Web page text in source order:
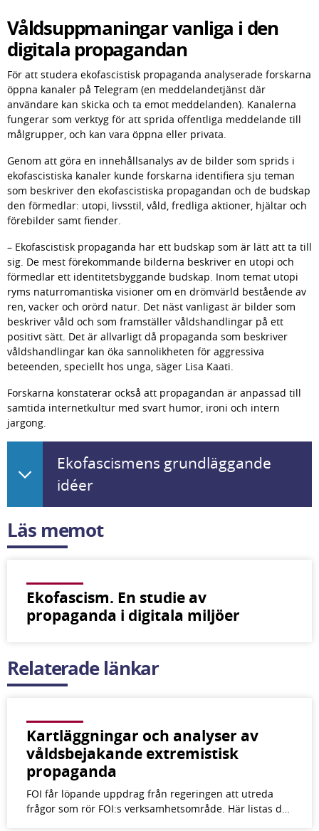
Våldsuppmaningar vanliga i den
digitala propagandan
För att studera ekofascistisk propaganda analyserade forskarna
öppna kanaler på Telegram (en meddelandetjänst där
användare kan skicka och ta emot meddelanden). Kanalerna
fungerar som verktyg för att sprida offentliga meddelande till
målgrupper, och kan vara öppna eller privata.
Genom att göra en innehållsanalys av de bilder som sprids i
ekofascistiska kanaler kunde forskarna identifiera sju teman
som beskriver den ekofascistiska propagandan och de budskap
den förmedlar: utopi, livsstil, våld, fredliga aktioner, hjältar och
förebilder samt fiender.
– Ekofascistisk propaganda har ett budskap som är lätt att ta till
sig. De mest förekommande bilderna beskriver en utopi och
förmedlar ett identitetsbyggande budskap. Inom temat utopi
ryms naturromantiska visioner om en drömvärld bestående av
ren, vacker och orörd natur. Det näst vanligast är bilder som
beskriver våld och som framställer våldshandlingar på ett
positivt sätt. Det är allvarligt då propaganda som beskriver
våldshandlingar kan öka sannolikheten för aggressiva
beteenden, speciellt hos unga, säger Lisa Kaati.
Forskarna konstaterar också att propagandan är anpassad till
samtida internetkultur med svart humor, ironi och intern
jargong.
Ekofascismens grundläggande
idéer
Läs memot
Ekofascism. En studie av
propaganda i digitala miljöer
Relaterade länkar
Kartläggningar och analyser av
våldsbejakande extremistisk
propaganda
FOI får löpande uppdrag från regeringen att utreda
frågor som rör FOI:s verksamhetsområde. Här listas d…